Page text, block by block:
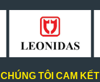
CHÚNG TÔI CAM KẾT